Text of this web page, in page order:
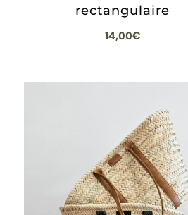
rectangulaire
14,00€